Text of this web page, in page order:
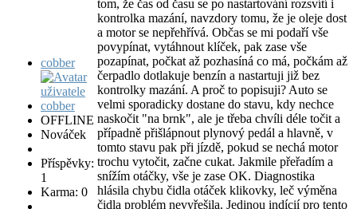
cobber
OFFLINE
Nováček
Příspěvky:
1
Karma: 0
tom, že čas od času se po nastartování rozsvítí i
kontrolka mazání, navzdory tomu, že je oleje dost
a motor se nepřehřívá. Občas se mi podaří vše
povypínat, vytáhnout klíček, pak zase vše
pozapínat, počkat až pozhasíná co má, počkám až
čerpadlo dotlakuje benzín a nastartuji již bez
kontrolky mazání. A proč to popisuji? Auto se
velmi sporadicky dostane do stavu, kdy nechce
naskočit "na brnk", ale je třeba chvíli déle točit a
případně přišlápnout plynový pedál a hlavně, v
tomto stavu pak při jízdě, pokud se nechá motor
trochu vytočit, začne cukat. Jakmile přeřadím a
snížím otáčky, vše je zase OK. Diagnostika
hlásila chybu čidla otáček klikovky, leč výměna
čidla problém nevyřešila. Jedinou indícií pro tento